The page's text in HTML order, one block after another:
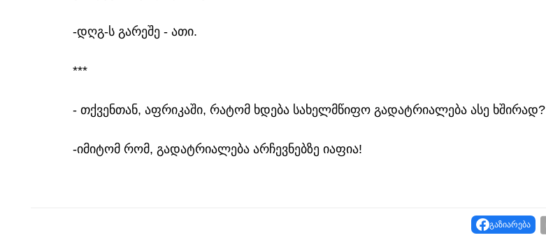
-დღგ-ს გარეშე - ათი.
***
- თქვენთან, აფრიკაში, რატომ ხდება სახელმწიფო გადატრიალება ასე ხშირად?
-იმიტომ რომ, გადატრიალება არჩევნებზე იაფია!
გაზიარება